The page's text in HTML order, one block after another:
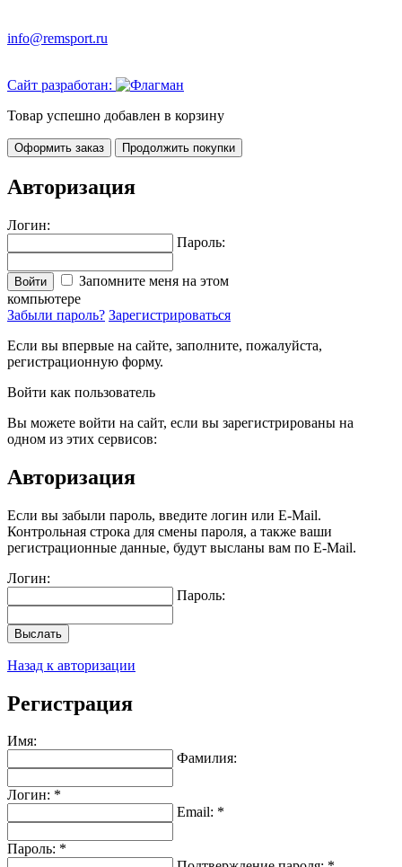
info@remsport.ru
Сайт разработан:
Товар успешно добавлен в корзину
Оформить заказ Продолжить покупки
Авторизация
Логин:
Пароль:
Войти
Запомните меня на этом
компьютере
Забыли пароль? Зарегистрироваться
Если вы впервые на сайте, заполните, пожалуйста,
регистрационную форму.
Войти как пользователь
Вы можете войти на сайт, если вы зарегистрированы на
одном из этих сервисов:
Авторизация
Если вы забыли пароль, введите логин или E-Mail.
Контрольная строка для смены пароля, а также ваши
регистрационные данные, будут высланы вам по E-Mail.
Логин:
Пароль:
Выслать
Назад к авторизации
Регистрация
Имя:
Фамилия:
Логин: *
Email: *
Пароль: *